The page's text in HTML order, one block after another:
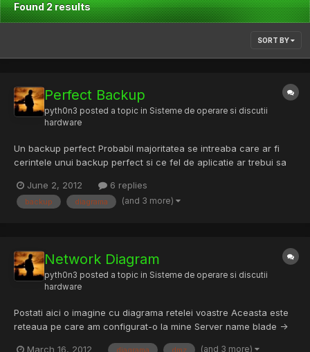
Found 2 results
SORT BY
Perfect Backup
pyth0n3 posted a topic in Sisteme de operare si discutii
hardware
Un backup perfect Probabil majoritatea se intreaba care ar fi
cerintele unui backup perfect si ce fel de aplicatie ar trebui sa
indeplineasca urmatoarele cerinte: storage in discuri separate -
copia unui back-up necesita un storage in dis...
June 2, 2012 6 replies
backup diagrama (and 3 more)
Network Diagram
pyth0n3 posted a topic in Sisteme de operare si discutii
hardware
Postati aici o imagine cu diagrama retelei voastre Aceasta este
reteaua pe care am configurat-o la mine Server name blade ->
March 16, 2012 diagrama dmz (and 3 more)